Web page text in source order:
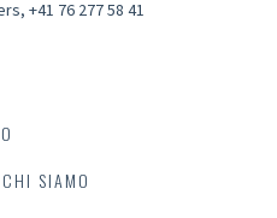
, +41 76 277 58 41
CHI SIAMO